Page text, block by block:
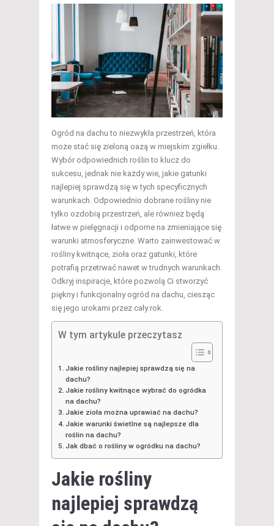
Ogród na dachu to niezwykła przestrzeń, która
może stać się zieloną oazą w miejskim zgiełku.
Wybór odpowiednich roślin to klucz do
sukcesu, jednak nie każdy wie, jakie gatunki
najlepiej sprawdzą się w tych specyficznych
warunkach. Odpowiednio dobrane rośliny nie
tylko ozdobią przestrzeń, ale również będą
łatwe w pielęgnacji i odporne na zmieniające się
warunki atmosferyczne. Warto zainwestować w
rośliny kwitnące, zioła oraz gatunki, które
potrafią przetrwać nawet w trudnych warunkach.
Odkryj inspiracje, które pozwolą Ci stworzyć
piękny i funkcjonalny ogród na dachu, ciesząc
się jego urokami przez cały rok.
W tym artykule przeczytasz
Jakie rośliny najlepiej sprawdzą się na
dachu?
Jakie rośliny kwitnące wybrać do ogródka
na dachu?
Jakie zioła można uprawiać na dachu?
Jakie warunki świetlne są najlepsze dla
roślin na dachu?
Jak dbać o rośliny w ogródku na dachu?
Jakie rośliny
najlepiej sprawdzą